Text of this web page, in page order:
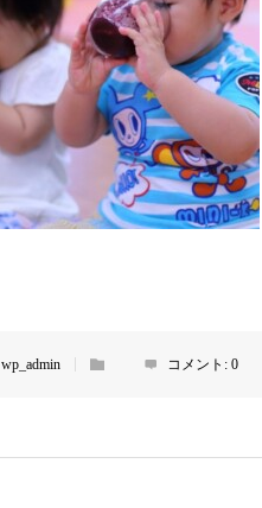
wp_admin コメント: 0